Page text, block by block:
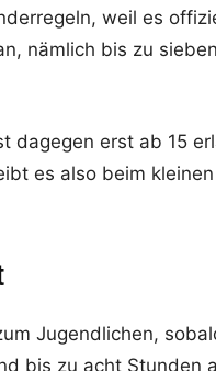
weil es
nämlich bis zu
dagegen erst ab 15
es also beim
Jugendlichen,
bis zu acht Stunden